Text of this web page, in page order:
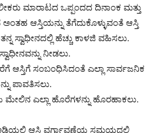
ಮಾರಾಟದ ಒಪ್ಪಂದದ ದಿನಾಂಕ ಮತ್ತು
ಆಸ್ತಿಯನ್ನು ತೆಗೆದುಕೊಳ್ಳುವಂತೆ ಆಸ್ತಿ
ಸ್ವಾಧೀನದಲ್ಲಿ ಹೆಚ್ಚು ಕಾಳಜಿ ವಹಿಸಲು.
ನೀಡಲು.
ಆಸ್ತಿಗೆ ಸಂಬಂಧಿಸಿದಂತೆ ಎಲ್ಲಾ ಸಾರ್ವಜನಿಕ
ಪಾವತಿಸಲು.
ಮೇಲಿನ ಎಲ್ಲಾ ಹೊರೆಗಳನ್ನು ಹೊರಹಾಕಲು.
ಆಸ್ತಿ ವರ್ಗಾವಣೆಯ ಸಮಯದಲ್ಲಿ